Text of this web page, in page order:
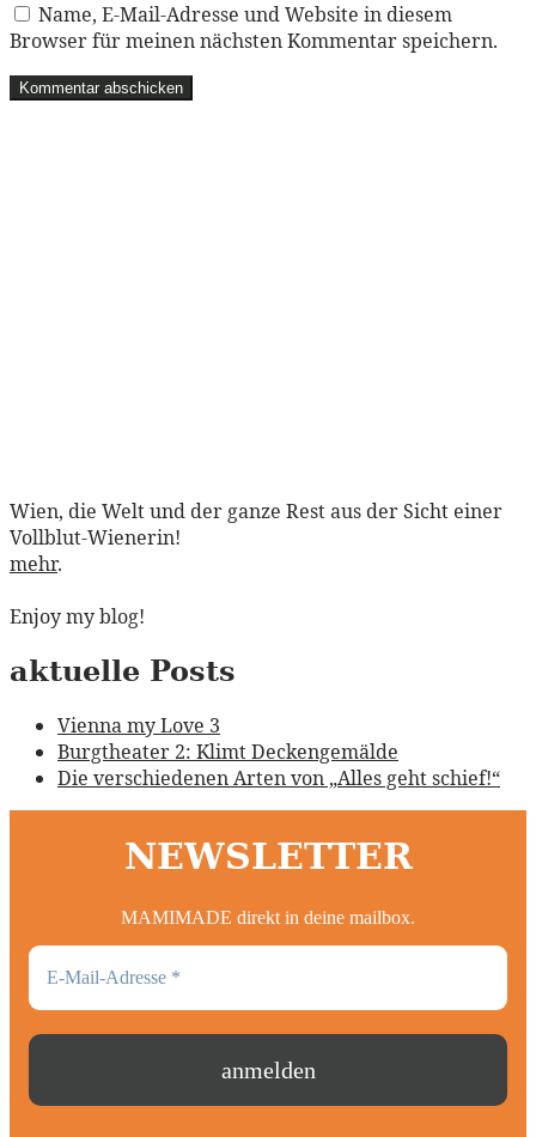
Name, E-Mail-Adresse und Website in diesem
Browser für meinen nächsten Kommentar speichern.
Wien, die Welt und der ganze Rest aus der Sicht einer
Vollblut-Wienerin!
mehr.
Enjoy my blog!
aktuelle Posts
Vienna my Love 3
Burgtheater 2: Klimt Deckengemälde
Die verschiedenen Arten von „Alles geht schief!“
NEWSLETTER
MAMIMADE direkt in deine mailbox.